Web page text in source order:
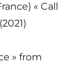
« Call
» from